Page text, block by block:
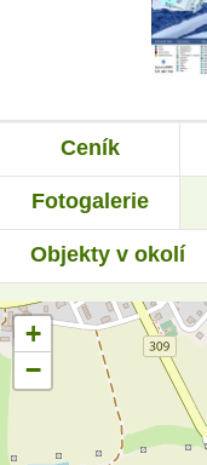
Ceník
Fotogalerie
Objekty v okolí
+
−